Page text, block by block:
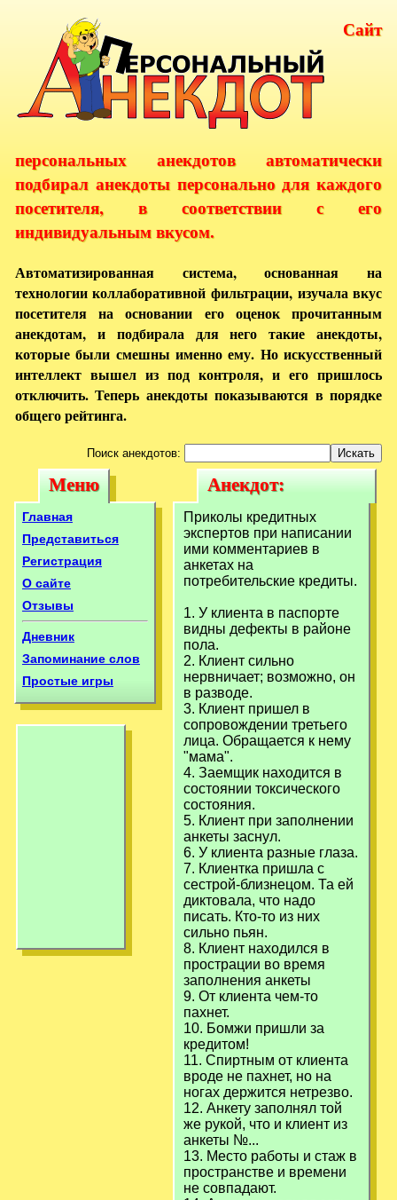
Сайт
персональных анекдотов автоматически
подбирал анекдоты персонально для каждого
посетителя, в соответствии с его
индивидуальным вкусом.
Автоматизированная система, основанная на
технологии коллаборативной фильтрации, изучала вкус
посетителя на основании его оценок прочитанным
анекдотам, и подбирала для него такие анекдоты,
которые были смешны именно ему. Но искусственный
интеллект вышел из под контроля, и его пришлось
отключить. Теперь анекдоты показываются в порядке
общего рейтинга.
Поиск анекдотов:
Меню
Меню
Главная
Представиться
Регистрация
О сайте
Отзывы
Дневник
Запоминание слов
Простые игры
Анекдот:
Приколы
кредитных
экспертов при
написании ими
Анекдот:
Приколы
кредитных
экспертов при
написании ими
Приколы кредитных
экспертов при написании
ими комментариев в
анкетах на
потребительские кредиты.
1. У клиента в паспорте
видны дефекты в районе
пола.
2. Клиент сильно
нервничает; возможно, он
в разводе.
3. Клиент пришел в
сопровождении третьего
лица. Обращается к нему
"мама".
4. Заемщик находится в
состоянии токсического
состояния.
5. Клиент при заполнении
анкеты заснул.
6. У клиента разные глаза.
7. Клиентка пришла с
сестрой-близнецом. Та ей
диктовала, что надо
писать. Кто-то из них
сильно пьян.
8. Клиент находился в
прострации во время
заполнения анкеты
9. От клиента чем-то
пахнет.
10. Бомжи пришли за
кредитом!
11. Спиртным от клиента
вроде не пахнет, но на
ногах держится нетрезво.
12. Анкету заполнял той
же рукой, что и клиент из
анкеты №...
13. Место работы и стаж в
пространстве и времени
не совпадают.